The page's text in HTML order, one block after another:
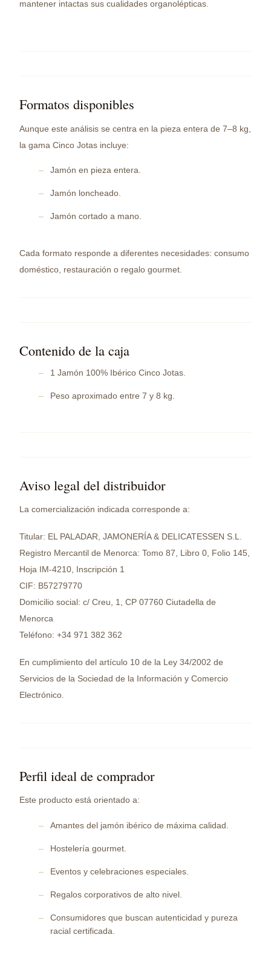
mantener intactas sus cualidades organolépticas.
Formatos disponibles
Aunque este análisis se centra en la pieza entera de 7–8 kg,
la gama Cinco Jotas incluye:
Jamón en pieza entera.
Jamón loncheado.
Jamón cortado a mano.
Cada formato responde a diferentes necesidades: consumo
doméstico, restauración o regalo gourmet.
Contenido de la caja
1 Jamón 100% Ibérico Cinco Jotas.
Peso aproximado entre 7 y 8 kg.
Aviso legal del distribuidor
La comercialización indicada corresponde a:
Titular: EL PALADAR, JAMONERÍA & DELICATESSEN S.L.
Registro Mercantil de Menorca: Tomo 87, Libro 0, Folio 145,
Hoja IM-4210, Inscripción 1
CIF: B57279770
Domicilio social: c/ Creu, 1, CP 07760 Ciutadella de
Menorca
Teléfono: +34 971 382 362
En cumplimiento del artículo 10 de la Ley 34/2002 de
Servicios de la Sociedad de la Información y Comercio
Electrónico.
Perfil ideal de comprador
Este producto está orientado a:
Amantes del jamón ibérico de máxima calidad.
Hostelería gourmet.
Eventos y celebraciones especiales.
Regalos corporativos de alto nivel.
Consumidores que buscan autenticidad y pureza
racial certificada.